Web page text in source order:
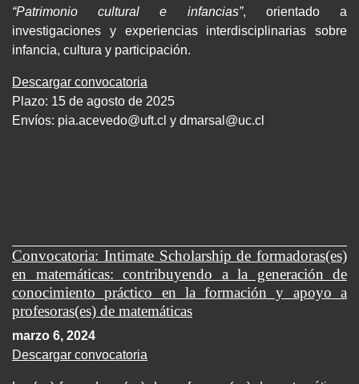
“Patrimonio cultural e infancias”, orientado a
investigaciones y experiencias interdisciplinarias sobre
infancia, cultura y participación.
Descargar convocatoria
Plazo: 15 de agosto de 2025
Envíos: pia.acevedo@uft.cl y dmarsal@uc.cl
Convocatoria: Intimate Scholarship de formadoras(es)
en matemáticas: contribuyendo a la generación de
conocimiento práctico en la formación y apoyo a
profesoras(es) de matemáticas
marzo 6, 2024
Descargar convocatoria